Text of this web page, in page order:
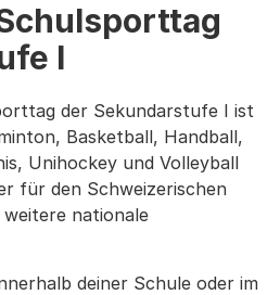
I
der Sekundarstufe I ist
Basketball, Handball,
Unihockey und Volleyball
für den Schweizerischen
nationale
deiner Schule oder im